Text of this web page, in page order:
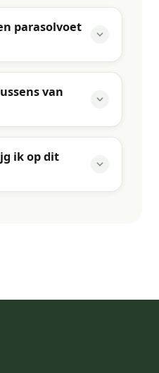
parasolvoet
van
ik op dit